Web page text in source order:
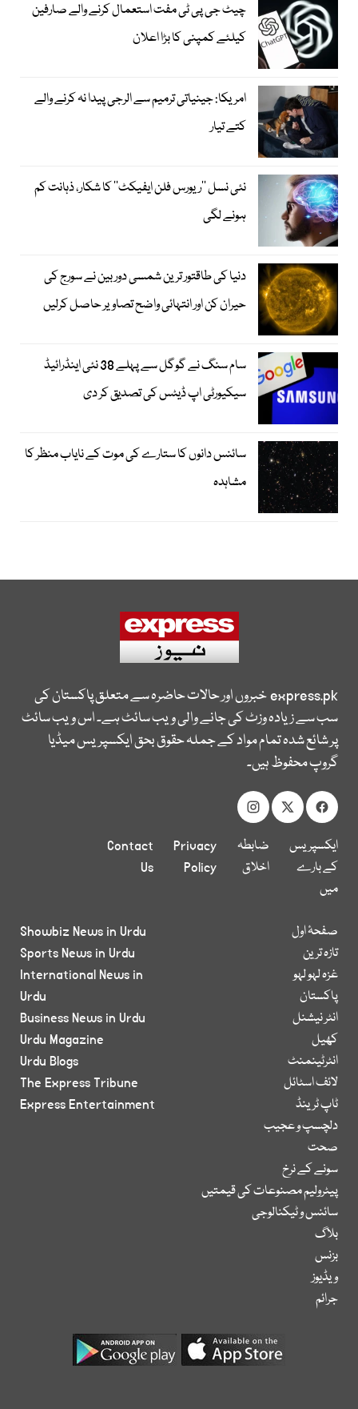
چیٹ جی پی ٹی مفت استعمال کرنے والے صارفین
کیلئے کمپنی کا بڑا اعلان
امریکا: جینیاتی ترمیم سے الرجی پیدا نہ کرنے والے
کتے تیار
نئی نسل ’’ریورس فلن ایفیکٹ‘‘ کا شکار، ذہانت کم
ہونے لگی
دنیا کی طاقتور ترین شمسی دوربین نے سورج کی
حیران کن اور انتہائی واضح تصاویر حاصل کرلیں
سام سنگ نے گوگل سے پہلے 38 نئی اینڈرائیڈ
سیکیورٹی اپ ڈیٹس کی تصدیق کر دی
سائنس دانوں کا ستارے کی موت کے نایاب منظر کا
مشاہدہ
express.pkخبروں اور حالات حاضرہ سے متعلق پاکستان کی
سب سے زیادہ وزٹ کی جانے والی ویب سائٹ ہے۔ اس ویب سائٹ
پر شائع شدہ تمام مواد کے جملہ حقوق بحق ایکسپریس میڈیا
گروپ محفوظ ہیں۔
ایکسپریس
کے بارے
میں
ضابطہ
اخلاق
Privacy
Policy
Contact
Us
صفحۂ اول
تازہ ترین
غزہ لہو لہو
پاکستان
انٹر نیشنل
کھیل
انٹرٹینمنٹ
لائف اسٹائل
ٹاپ ٹرینڈ
دلچسپ و عجیب
صحت
سونے کے نرخ
پیٹرولیم مصنوعات کی قیمتیں
سائنس و ٹیکنالوجی
بلاگ
بزنس
ویڈیوز
جرائم
Showbiz News in Urdu
Sports News in Urdu
International News in
Urdu
Business News in Urdu
Urdu Magazine
Urdu Blogs
The Express Tribune
Express Entertainment